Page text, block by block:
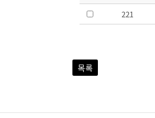
221
목록